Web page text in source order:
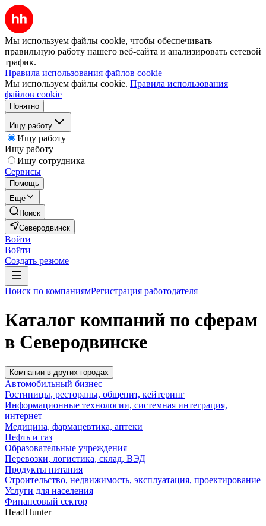
Мы используем файлы cookie, чтобы обеспечивать
правильную работу нашего веб-сайта и анализировать сетевой
трафик.
Правила использования файлов cookie
Мы используем файлы cookie. Правила использования
файлов cookie
Понятно
Ищу работу
Ищу работу
Ищу работу
Ищу сотрудника
Сервисы
Помощь
Ещё
Поиск
Северодвинск
Войти
Войти
Создать резюме
Поиск по компаниямРегистрация работодателя
Каталог компаний по сферам
в Северодвинске
Компании в других городах
Автомобильный бизнес
Гостиницы, рестораны, общепит, кейтеринг
Информационные технологии, системная интеграция,
интернет
Медицина, фармацевтика, аптеки
Нефть и газ
Образовательные учреждения
Перевозки, логистика, склад, ВЭД
Продукты питания
Строительство, недвижимость, эксплуатация, проектирование
Услуги для населения
Финансовый сектор
HeadHunter